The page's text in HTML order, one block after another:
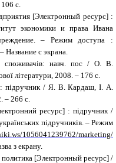
с.
[Электронный ресурс] :
экономики и права Ивана
– Режим доступа :
. – Название с экрана.
споживачів: навч. пос / О. В.
літератури, 2008. – 176 с.
: підручник / Я. В. Кардаш, І. А.
266 с.
ресурс] : підручник /
підручників. – Режим
1056041239762/marketing/
з екрану.
[Электронный ресурс] /